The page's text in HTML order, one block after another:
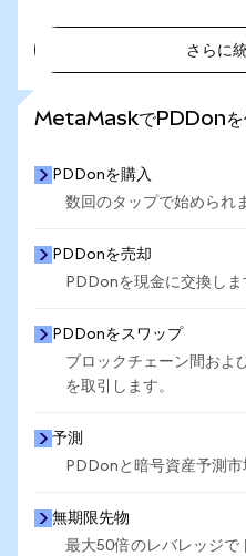
さらに
MetaMaskでPDDonを
PDDonを購入
数回のタップで始められ
PDDonを売却
PDDonを現金に交換しま
PDDonをスワップ
ブロックチェーン間およ
を取引します。
予測
PDDonと暗号資産予測市
無期限先物
最大50倍のレバレッジで